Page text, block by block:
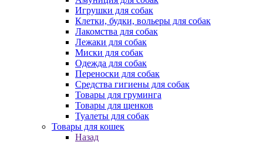
Игрушки для собак
Клетки, будки, вольеры для собак
Лакомства для собак
Лежаки для собак
Миски для собак
Одежда для собак
Переноски для собак
Средства гигиены для собак
Товары для груминга
Товары для щенков
Туалеты для собак
Товары для кошек
Назад